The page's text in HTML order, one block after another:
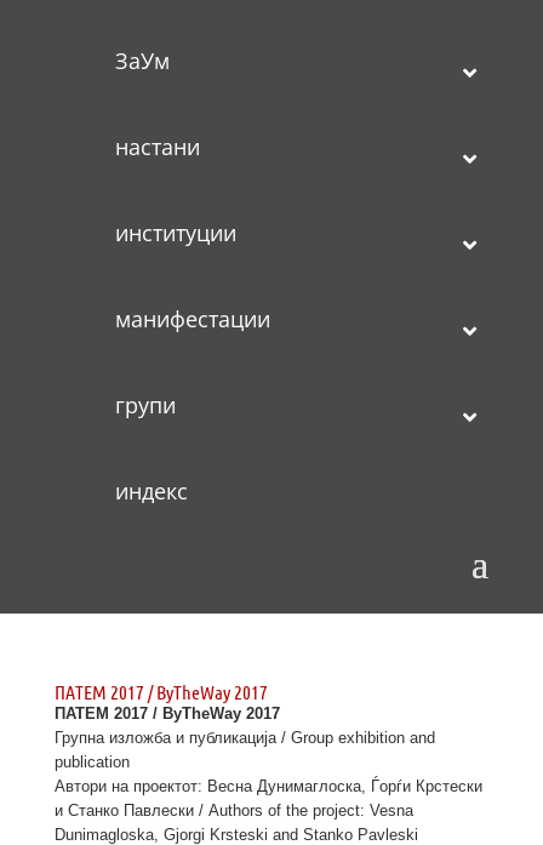
ЗаУм
настани
институции
манифестации
групи
индекс
ПАТЕМ 2017 / ByTheWay 2017
ПАТЕМ 2017 / ByTheWay 2017
Групна изложба и публикација / Group exhibition and
publication
Автори на проектот: Весна Дунимаглоска, Ѓорѓи Крстески
и Станко Павлески / Authors of the project: Vesna
Dunimagloska, Gjorgi Krsteski and Stanko Pavleski